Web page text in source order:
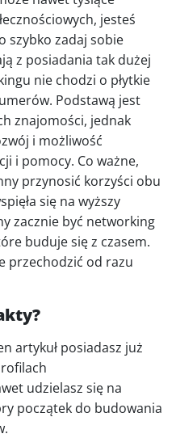
jesteś
szybko zadaj sobie
z posiadania tak dużej
nie chodzi o płytkie
Podstawą jest
znajomości, jednak
i możliwość
i pomocy. Co ważne,
przynosić korzyści obu
się na wyższy
zacznie być networking
buduje się z czasem.
przechodzić od razu
artykuł posiadasz już
udzielasz się na
początek do budowania